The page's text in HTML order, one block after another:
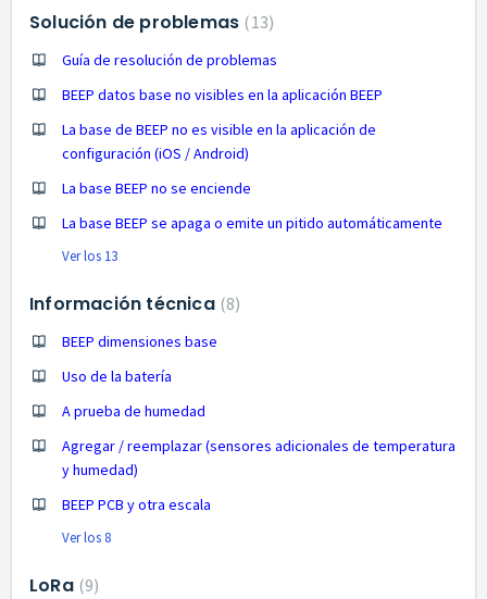
Solución de problemas 13
Guía de resolución de problemas
BEEP datos base no visibles en la aplicación BEEP
La base de BEEP no es visible en la aplicación de
configuración (iOS / Android)
La base BEEP no se enciende
La base BEEP se apaga o emite un pitido automáticamente
Ver los 13
Información técnica 8
BEEP dimensiones base
Uso de la batería
A prueba de humedad
Agregar / reemplazar (sensores adicionales de temperatura
y humedad)
BEEP PCB y otra escala
Ver los 8
LoRa 9